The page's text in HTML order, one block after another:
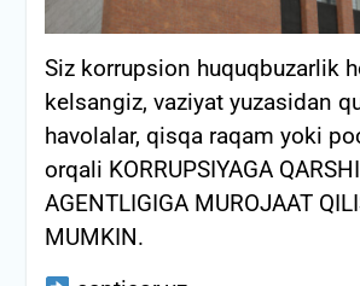
Siz korrupsion huquqbuzarlik
kelsangiz, vaziyat yuzasidan
havolalar, qisqa raqam yoki
orqali KORRUPSIYAGA
AGENTLIGIGA MUROJAAT
MUMKIN.